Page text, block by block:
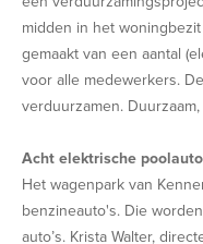
midden in het
gemaakt van een aantal
voor alle medewerkers.
verduurzamen.
Acht elektrische
Het wagenpark van
benzineauto's. Die
auto’s. Krista Walter,